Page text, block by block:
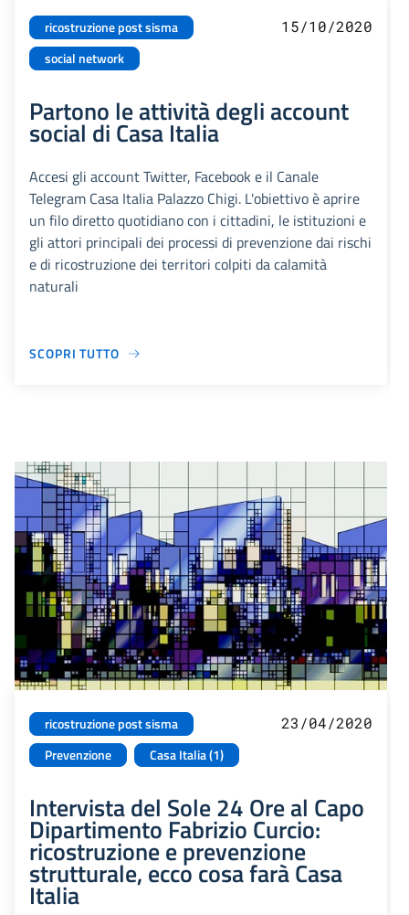
ricostruzione post sisma
social network
15/10/2020
Partono le attività degli account
social di Casa Italia
Accesi gli account Twitter, Facebook e il Canale
Telegram Casa Italia Palazzo Chigi. L'obiettivo è aprire
un filo diretto quotidiano con i cittadini, le istituzioni e
gli attori principali dei processi di prevenzione dai rischi
e di ricostruzione dei territori colpiti da calamità
naturali
SCOPRI TUTTO
ricostruzione post sisma
Prevenzione
Casa Italia (1)
23/04/2020
Intervista del Sole 24 Ore al Capo
Dipartimento Fabrizio Curcio:
ricostruzione e prevenzione
strutturale, ecco cosa farà Casa
Italia